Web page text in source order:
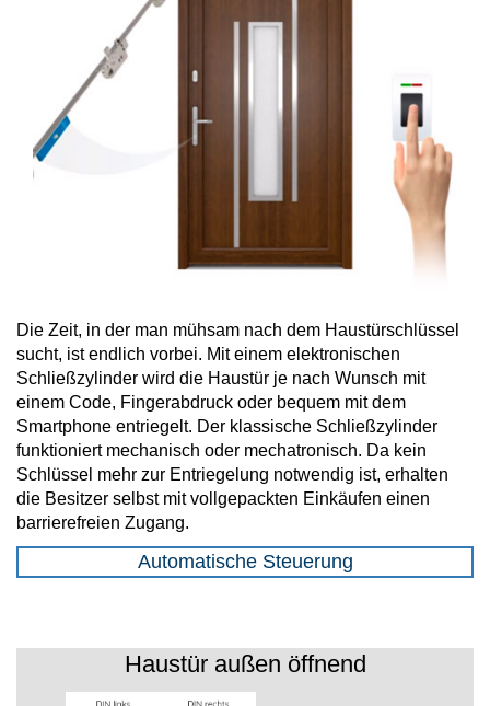
Die Zeit, in der man mühsam nach dem Haustürschlüssel
sucht, ist endlich vorbei. Mit einem elektronischen
Schließzylinder wird die Haustür je nach Wunsch mit
einem Code, Fingerabdruck oder bequem mit dem
Smartphone entriegelt. Der klassische Schließzylinder
funktioniert mechanisch oder mechatronisch. Da kein
Schlüssel mehr zur Entriegelung notwendig ist, erhalten
die Besitzer selbst mit vollgepackten Einkäufen einen
barrierefreien Zugang.
Automatische Steuerung
Haustür außen öffnend